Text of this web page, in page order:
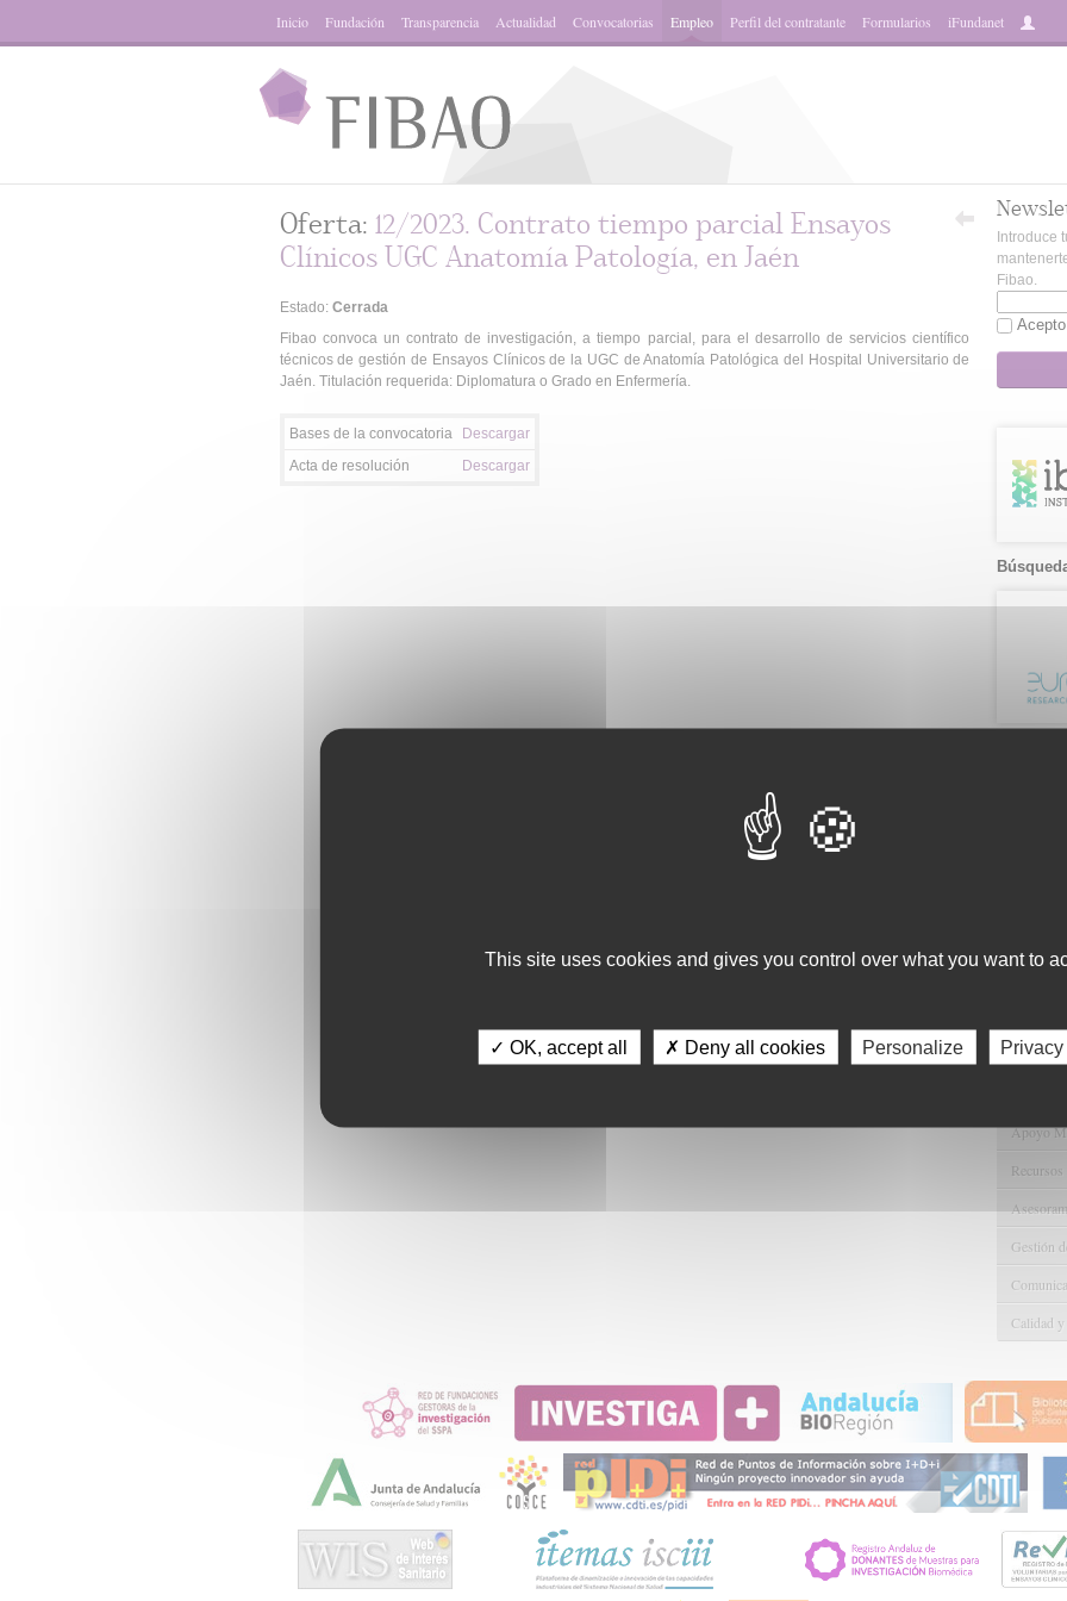
Inicio Fundación Transparencia Actualidad Convocatorias Empleo Perfil del contratante Formularios iFundanet
Oferta: 12/2023. Contrato tiempo parcial Ensayos
Clínicos UGC Anatomía Patología, en Jaén
Estado: Cerrada
Fibao convoca un contrato de investigación, a tiempo parcial, para el desarrollo de servicios científico
técnicos de gestión de Ensayos Clínicos de la UGC de Anatomía Patológica del Hospital Universitario de
Jaén. Titulación requerida: Diplomatura o Grado en Enfermería.
Bases de la convocatoria
Descargar
Acta de resolución
Descargar
Introduce
Fibao.
Gestión
Gestión
Apoyo
Gestión
Calidad
This site uses cookies and gives you control over what you want to
✓ OK, accept all ✗ Deny all cookies Personalize